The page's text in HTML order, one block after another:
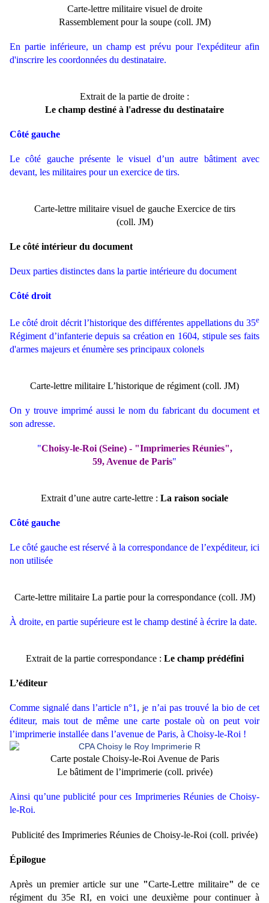
Carte-lettre militaire visuel de droite
Rassemblement pour la soupe (coll. JM)
En partie inférieure, un champ est prévu pour l'expéditeur afin
d'inscrire les coordonnées du destinataire.
Extrait de la partie de droite :
Le champ destiné à l'adresse du destinataire
Côté gauche
Le côté gauche présente le visuel d’un autre bâtiment avec
devant, les militaires pour un exercice de tirs.
Carte-lettre militaire visuel de gauche Exercice de tirs
(coll. JM)
Le côté intérieur du document
Deux parties distinctes dans la partie intérieure du document
Côté droit
Le côté droit décrit l’historique des différentes appellations du 35e
Régiment d’infanterie depuis sa création en 1604, stipule ses faits
d'armes majeurs et énumère ses principaux colonels
Carte-lettre militaire L’historique de régiment (coll. JM)
On y trouve imprimé aussi le nom du fabricant du document et
son adresse.
"Choisy-le-Roi (Seine) - "Imprimeries Réunies",
59, Avenue de Paris"
Extrait d’une autre carte-lettre : La raison sociale
Côté gauche
Le côté gauche est réservé à la correspondance de l’expéditeur, ici
non utilisée
Carte-lettre militaire La partie pour la correspondance (coll. JM)
À droite, en partie supérieure est le champ destiné à écrire la date.
Extrait de la partie correspondance : Le champ prédéfini
L’éditeur
Comme signalé dans l’article n°1, je n’ai pas trouvé la bio de cet
éditeur, mais tout de même une carte postale où on peut voir
l’imprimerie installée dans l’avenue de Paris, à Choisy-le-Roi !
Carte postale Choisy-le-Roi Avenue de Paris
Le bâtiment de l’imprimerie (coll. privée)
Ainsi qu’une publicité pour ces Imprimeries Réunies de Choisy-
le-Roi.
Publicité des Imprimeries Réunies de Choisy-le-Roi (coll. privée)
Épilogue
Après un premier article sur une "Carte-Lettre militaire"de ce
régiment du 35e RI, en voici une deuxième pour continuer à